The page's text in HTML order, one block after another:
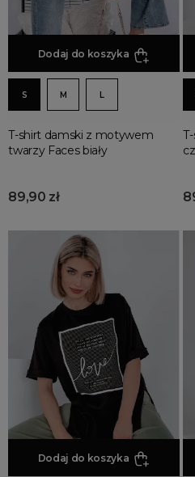
Dodaj do koszyka
S M L
T-shirt damski z motywem
twarzy Faces biały
89,90 zł
Dodaj do koszyka